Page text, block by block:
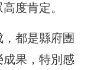
度肯定。
都是縣府團
果，特別感